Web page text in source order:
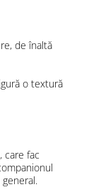
de înaltă
o textură
care fac